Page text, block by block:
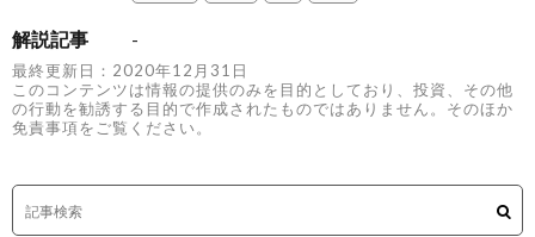
解説記事 -
最終更新日：2020年12月31日
このコンテンツは情報の提供のみを目的としており、投資、その他
の行動を勧誘する目的で作成されたものではありません。そのほか
免責事項をご覧ください。